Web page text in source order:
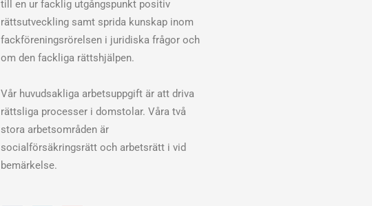
till en ur facklig utgångspunkt positiv
rättsutveckling samt sprida kunskap inom
fackföreningsrörelsen i juridiska frågor och
om den fackliga rättshjälpen.
Vår huvudsakliga arbetsuppgift är att driva
rättsliga processer i domstolar. Våra två
stora arbetsområden är
socialförsäkringsrätt och arbetsrätt i vid
bemärkelse.